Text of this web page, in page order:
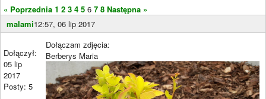
« Poprzednia 1 2 3 4 5 6 7 8 Następna »
malami12:57, 06 lip 2017
Dołączył:
05 lip
2017
Posty: 5
Dołączam zdjęcia:
Berberys Maria